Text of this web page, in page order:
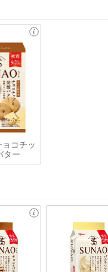
コチッ
ター